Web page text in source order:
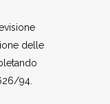
delle
94.